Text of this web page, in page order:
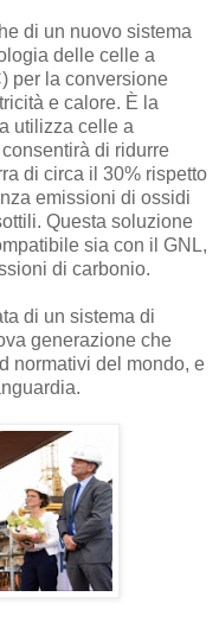
di un nuovo sistema
delle celle a
per la conversione
e calore. È la
utilizza celle a
di ridurre
di circa il 30% rispetto
emissioni di ossidi
Questa soluzione
sia con il GNL,
di carbonio.
di un sistema di
generazione che
normativi del mondo, e